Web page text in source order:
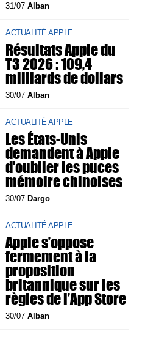
31/07Alban
ACTUALITÉ APPLE
Résultats Apple du
T3 2026 : 109,4
milliards de dollars
30/07Alban
ACTUALITÉ APPLE
Les États-Unis
demandent à Apple
d'oublier les puces
mémoire chinoises
30/07Dargo
ACTUALITÉ APPLE
Apple s’oppose
fermement à la
proposition
britannique sur les
règles de l’App Store
30/07Alban